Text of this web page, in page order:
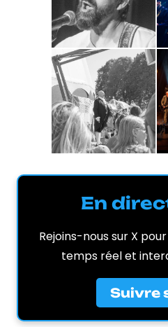
En
Rejoins-nous sur X
temps réel et
Suivre